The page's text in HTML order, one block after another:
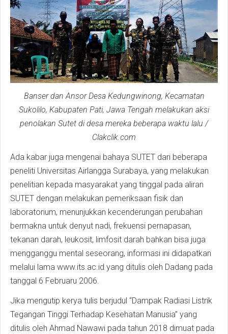
Banser dan Ansor Desa Kedungwinong, Kecamatan
Sukolilo, Kabupaten Pati, Jawa Tengah melakukan aksi
penolakan Sutet di desa mereka beberapa waktu lalu /
Clakclik.com
Ada kabar juga mengenai bahaya SUTET dari beberapa
peneliti Universitas Airlangga Surabaya, yang melakukan
penelitian kepada masyarakat yang tinggal pada aliran
SUTET dengan melakukan pemeriksaan fisik dan
laboratorium, menunjukkan kecenderungan perubahan
bermakna untuk denyut nadi, frekuensi pernapasan,
tekanan darah, leukosit, limfosit darah bahkan bisa juga
mengganggu mental seseorang, informasi ini didapatkan
melalui lama www.its.ac.id yang ditulis oleh Dadang pada
tanggal 6 Februaru 2006.
Jika mengutip kerya tulis berjudul “Dampak Radiasi Listrik
Tegangan Tinggi Terhadap Kesehatan Manusia” yang
ditulis oleh Ahmad Nawawi pada tahun 2018 dimuat pada